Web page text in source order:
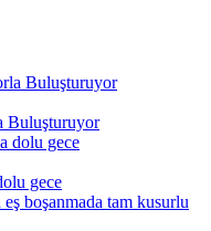
Buluşturuyor
gece